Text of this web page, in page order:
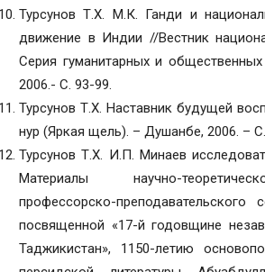
Турсунов Т.Х. М.К. Ганди и
движение в Индии //Вестник
Серия гуманитарных и
2006.- С. 93-99.
Турсунов Т.Х. Наставник будущей
нур (Яркая щель). – Душанбе, 2006. –
Турсунов Т.Х. И.П. Минаев
Материалы научно-
профессорско-преподавательского
посвященной «17-й годовщине
Таджикистан», 1150-летию